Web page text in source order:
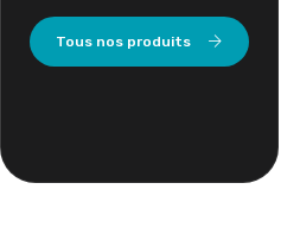
Tous nos produits